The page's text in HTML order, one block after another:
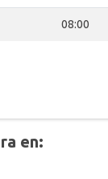
08:00
en: